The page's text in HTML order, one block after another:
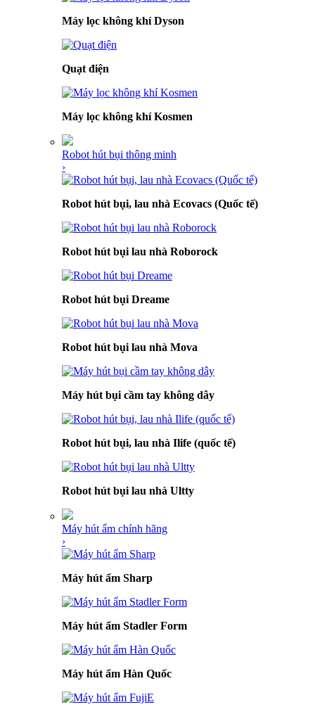
Máy lọc không khí Dyson
Quạt điện
Máy lọc không khí Kosmen
Robot hút bụi thông minh
›
Robot hút bụi, lau nhà Ecovacs (Quốc tế)
Robot hút bụi lau nhà Roborock
Robot hút bụi Dreame
Robot hút bụi lau nhà Mova
Máy hút bụi cầm tay không dây
Robot hút bụi, lau nhà Ilife (quốc tế)
Robot hút bụi lau nhà Ultty
Máy hút ẩm chính hãng
›
Máy hút ẩm Sharp
Máy hút ẩm Stadler Form
Máy hút ẩm Hàn Quốc